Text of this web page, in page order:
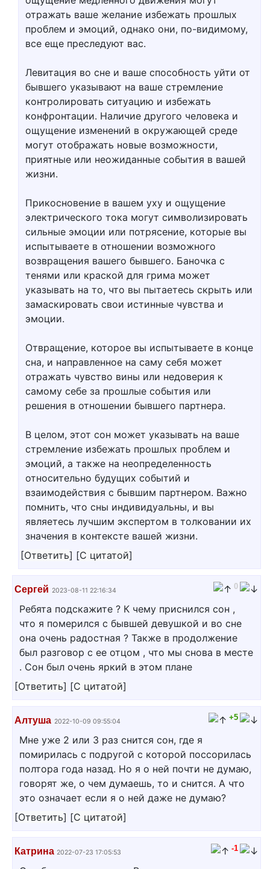
отражать ваше желание избежать прошлых
проблем и эмоций, однако они, по-видимому,
все еще преследуют вас.
Левитация во сне и ваше способность уйти от
бывшего указывают на ваше стремление
контролировать ситуацию и избежать
конфронтации. Наличие другого человека и
ощущение изменений в окружающей среде
могут отображать новые возможности,
приятные или неожиданные события в вашей
жизни.
Прикосновение в вашем уху и ощущение
электрического тока могут символизировать
сильные эмоции или потрясение, которые вы
испытываете в отношении возможного
возвращения вашего бывшего. Баночка с
тенями или краской для грима может
указывать на то, что вы пытаетесь скрыть или
замаскировать свои истинные чувства и
эмоции.
Отвращение, которое вы испытываете в конце
сна, и направленное на саму себя может
отражать чувство вины или недоверия к
самому себе за прошлые события или
решения в отношении бывшего партнера.
В целом, этот сон может указывать на ваше
стремление избежать прошлых проблем и
эмоций, а также на неопределенность
относительно будущих событий и
взаимодействия с бывшим партнером. Важно
помнить, что сны индивидуальны, и вы
являетесь лучшим экспертом в толковании их
значения в контексте вашей жизни.
[Ответить] [С цитатой]
Сергей 2023-08-11 22:16:34 0
Ребята подскажите ? К чему приснился сон ,
что я померился с бывшей девушкой и во сне
она очень радостная ? Также в продолжение
был разговор с ее отцом , что мы снова в месте
. Сон был очень яркий в этом плане
[Ответить] [С цитатой]
Алтуша 2022-10-09 09:55:04 +5
Мне уже 2 или 3 раз снится сон, где я
помирилась с подругой с которой поссорилась
полтора года назад. Но я о ней почти не думаю,
говорят же, о чем думаешь, то и снится. А что
это означает если я о ней даже не думаю?
[Ответить] [С цитатой]
Катрина 2022-07-23 17:05:53 -1